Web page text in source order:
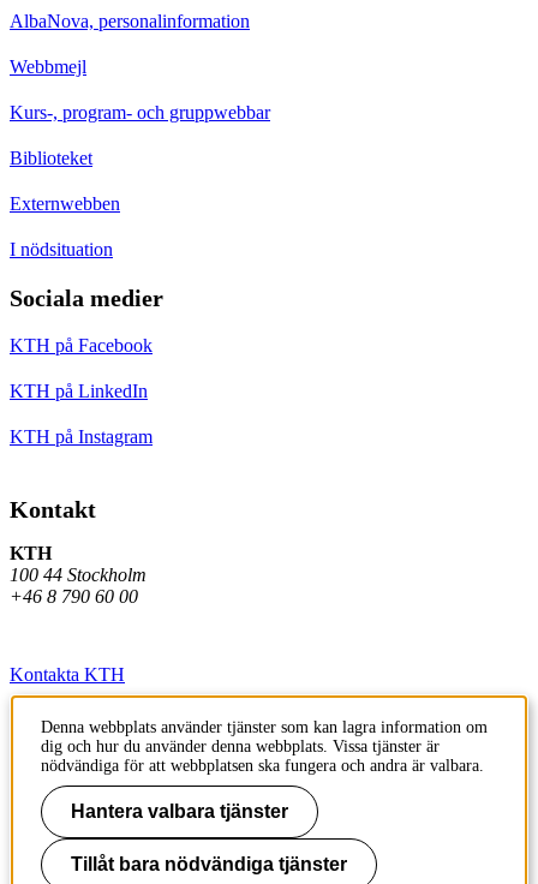
AlbaNova, personalinformation
Webbmejl
Kurs-, program- och gruppwebbar
Biblioteket
Externwebben
I nödsituation
Sociala medier
KTH på Facebook
KTH på LinkedIn
KTH på Instagram
Kontakt
KTH
100 44 Stockholm
+46 8 790 60 00
Kontakta KTH
Jobba på KTH
Press och media
Faktura och betalning KTH
Om KTH:s webbplatser
Denna webbplats använder tjänster som kan lagra information om
dig och hur du använder denna webbplats. Vissa tjänster är
nödvändiga för att webbplatsen ska fungera och andra är valbara.
Hantera valbara tjänster
Tillåt bara nödvändiga tjänster